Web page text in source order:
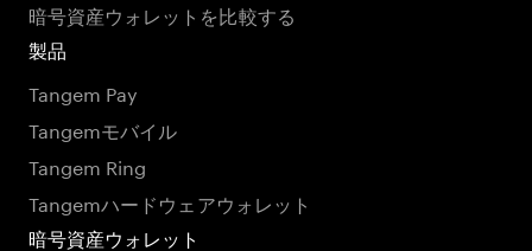
暗号資産ウォレットを比較する
製品
Tangem Pay
Tangemモバイル
Tangem Ring
Tangemハードウェアウォレット
暗号資産ウォレット